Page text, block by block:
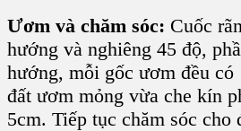
Ươm và chăm sóc: Cuốc
hướng và nghiêng 45 độ,
hướng, mỗi gốc ươm đều
đất ươm mỏng vừa che kín
5cm. Tiếp tục chăm sóc cho